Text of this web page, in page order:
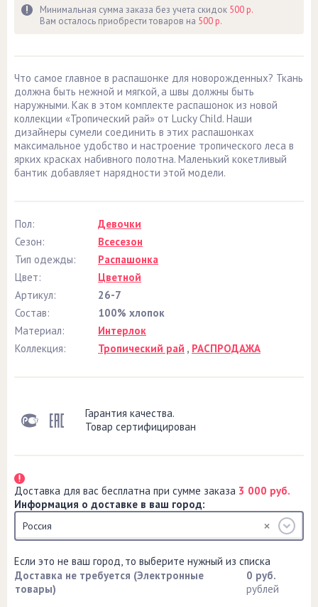
Минимальная сумма заказа без учета скидок 500 р.
Вам осталось приобрести товаров на 500 р.
Что самое главное в распашонке для новорожденных? Ткань
должна быть нежной и мягкой, а швы должны быть
наружными. Как в этом комплекте распашонок из новой
коллекции «Тропический рай» от Lucky Child. Наши
дизайнеры сумели соединить в этих распашонках
максимальное удобство и настроение тропического леса в
ярких красках набивного полотна. Маленький кокетливый
бантик добавляет нарядности этой модели.
Пол:
Девочки
Сезон:
Всесезон
Тип одежды:
Распашонка
Цвет:
Цветной
Артикул:
26-7
Состав:
100% хлопок
Материал:
Интерлок
Коллекция:
Тропический рай , РАСПРОДАЖА
Гарантия качества.
Товар сертифицирован
Доставка для вас бесплатна при сумме заказа 3 000 руб.
Информация о доставке в ваш город:
Россия
Если это не ваш город, то выберите нужный из списка
Доставка не требуется (Электронные
товары)
0 руб.
рублей